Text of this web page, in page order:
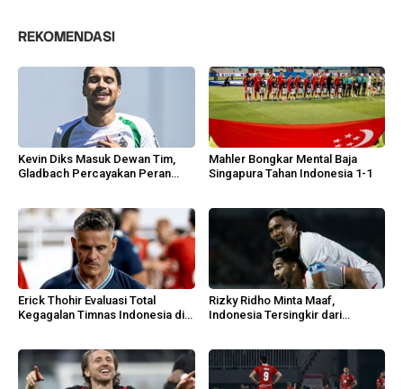
REKOMENDASI
Kevin Diks Masuk Dewan Tim,
Gladbach Percayakan Peran
Mahler Bongkar Mental Baja
Singapura Tahan Indonesia 1-1
Erick Thohir Evaluasi Total
Kegagalan Timnas Indonesia di
Rizky Ridho Minta Maaf,
Indonesia Tersingkir dari